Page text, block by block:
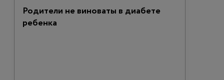
Родители не виноваты в диабете
ребенка